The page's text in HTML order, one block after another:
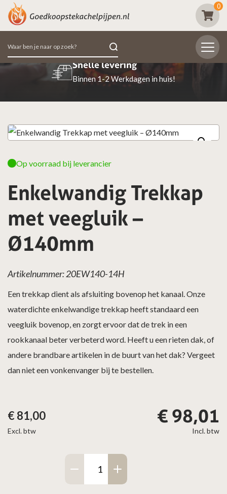
0
Zoeken
naar:
in huis!
Beoordeeld met
98% van de klanten
Enkelwandig Trekkap
met veegluik –
Ø140mm
Op voorraad bij leverancier
Incl. btw
€ 98,01
Excl. btw
€81,00
Artikelnummer: 20EW140-14H
Een trekkap dient als afsluiting bovenop het kanaal. Onze
waterdichte enkelwandige trekkap heeft standaard een
veegluik bovenop, en zorgt ervoor dat de trek in een
rookkanaal beter verbeterd word. Heeft u een rieten dak, of
andere brandbare artikelen in de buurt van het dak? Vergeet
dan niet een vonkenvanger bij te bestellen.